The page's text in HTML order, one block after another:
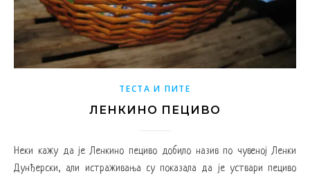
ТЕСТА И ПИТЕ
ЛЕНКИНО ПЕЦИВО
Неки кажу да је Ленкино пециво добило назив по чувеној Ленки
Дунђерски, али истраживања су показала да је уствари пециво